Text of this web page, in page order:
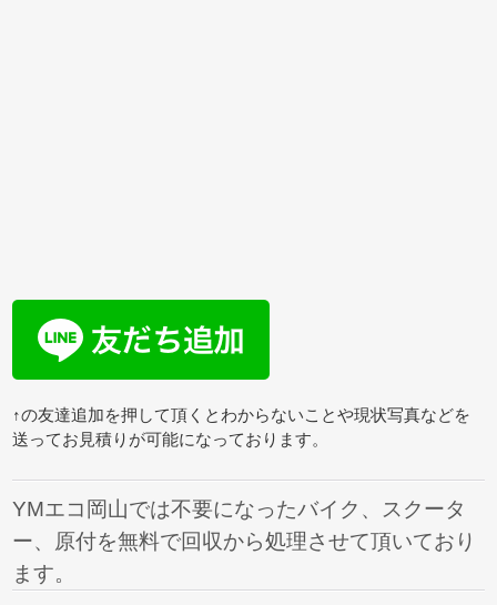
↑の友達追加を押して頂くとわからないことや現状写真などを
送ってお見積りが可能になっております。
YMエコ岡山では不要になったバイク、スクータ
ー、原付を無料で回収から処理させて頂いており
ます。